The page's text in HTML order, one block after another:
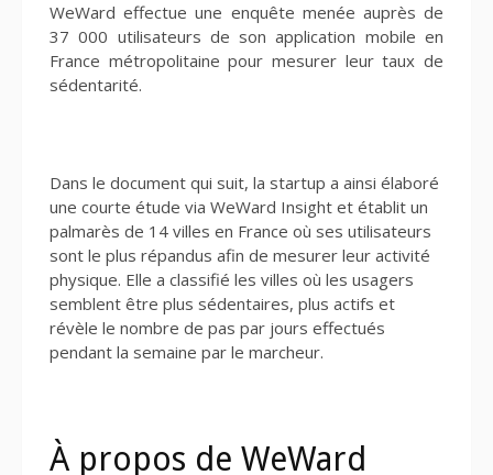
WeWard effectue une enquête menée auprès de
37 000 utilisateurs de son application mobile en
France métropolitaine pour mesurer leur taux de
sédentarité.
Dans le document qui suit, la startup a ainsi élaboré
une courte étude via WeWard Insight et établit un
palmarès de 14 villes en France où ses utilisateurs
sont le plus répandus afin de mesurer leur activité
physique. Elle a classifié les villes où les usagers
semblent être plus sédentaires, plus actifs et
révèle le nombre de pas par jours effectués
pendant la semaine par le marcheur.
À propos de WeWard